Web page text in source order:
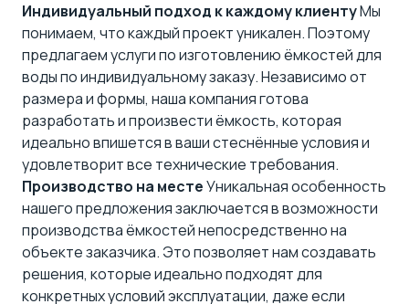
Индивидуальный подход к каждому клиентуМы
понимаем, что каждый проект уникален. Поэтому
предлагаем услуги по изготовлению ёмкостей для
воды по индивидуальному заказу. Независимо от
размера и формы, наша компания готова
разработать и произвести ёмкость, которая
идеально впишется в ваши стеснённые условия и
удовлетворит все технические требования.
Производство на местеУникальная особенность
нашего предложения заключается в возможности
производства ёмкостей непосредственно на
объекте заказчика. Это позволяет нам создавать
решения, которые идеально подходят для
конкретных условий эксплуатации, даже если